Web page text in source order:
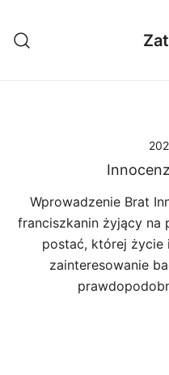
treści
Wprowadzenie Brat
franciszkanin żyjący na
postać, której
zainteresowanie